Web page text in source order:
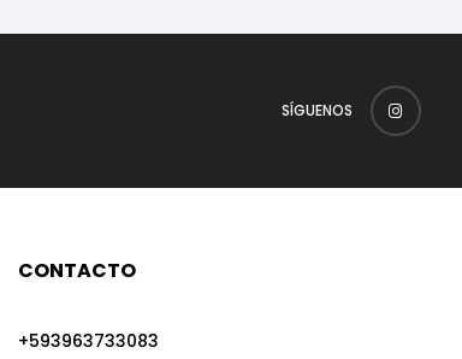
SÍGUENOS
CONTACTO
+593963733083